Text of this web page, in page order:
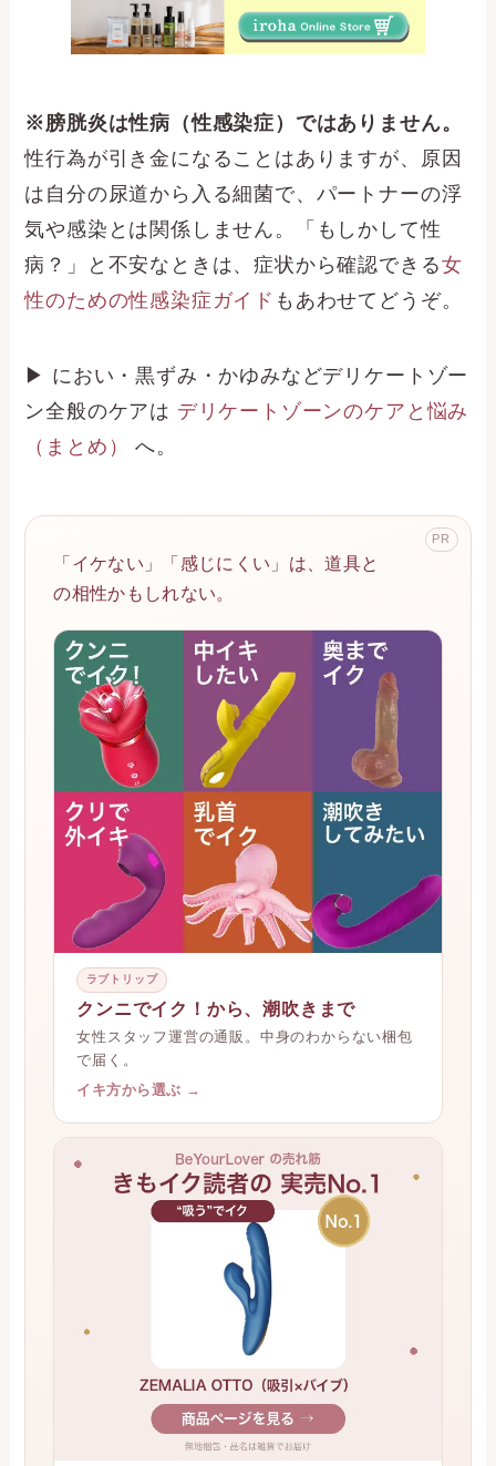
※膀胱炎は性病（性感染症）ではありません。
性行為が引き金になることはありますが、原因
は自分の尿道から入る細菌で、パートナーの浮
気や感染とは関係しません。「もしかして性
病？」と不安なときは、症状から確認できる女
性のための性感染症ガイド もあわせてどうぞ。
▶ におい・黒ずみ・かゆみなどデリケートゾー
ン全般のケアは デリケートゾーンのケアと悩み
（まとめ）
へ。
PR
「イケない」「感じにくい」は、道具と
の相性かもしれない。
ラブトリップ
クンニでイク！から、潮吹きまで
女性スタッフ運営の通販。中身のわからない梱包
で届く。
イキ方から選ぶ →